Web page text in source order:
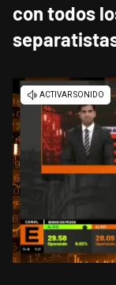
con todos